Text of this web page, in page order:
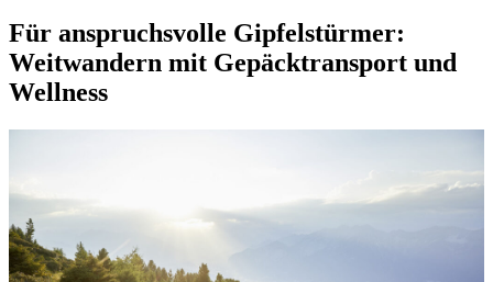
Für anspruchsvolle Gipfelstürmer:
Weitwandern mit Gepäcktransport und
Wellness